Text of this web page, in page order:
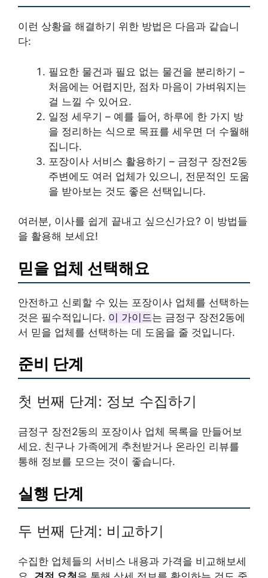
이런 상황을 해결하기 위한 방법은 다음과 같습니
다:
필요한 물건과 필요 없는 물건을 분리하기 –
처음에는 어렵지만, 점차 마음이 가벼워지는
걸 느낄 수 있어요.
일정 세우기 – 예를 들어, 하루에 한 가지 방
을 정리하는 식으로 목표를 세우면 더 수월해
집니다.
포장이사 서비스 활용하기 – 금정구 장전2동
주변에도 여러 업체가 있으니, 전문적인 도움
을 받아보는 것도 좋은 선택입니다.
여러분, 이사를 쉽게 끝내고 싶으신가요? 이 방법들
을 활용해 보세요!
믿을 업체 선택해요
안전하고 신뢰할 수 있는 포장이사 업체를 선택하는
것은 필수적입니다. 이 가이드는 금정구 장전2동에
서 믿을 업체를 선택하는 데 도움을 줄 것입니다.
준비 단계
첫 번째 단계: 정보 수집하기
금정구 장전2동의 포장이사 업체 목록을 만들어보
세요. 친구나 가족에게 추천받거나 온라인 리뷰를
통해 정보를 모으는 것이 좋습니다.
실행 단계
두 번째 단계: 비교하기
수집한 업체들의 서비스 내용과 가격을 비교해보세